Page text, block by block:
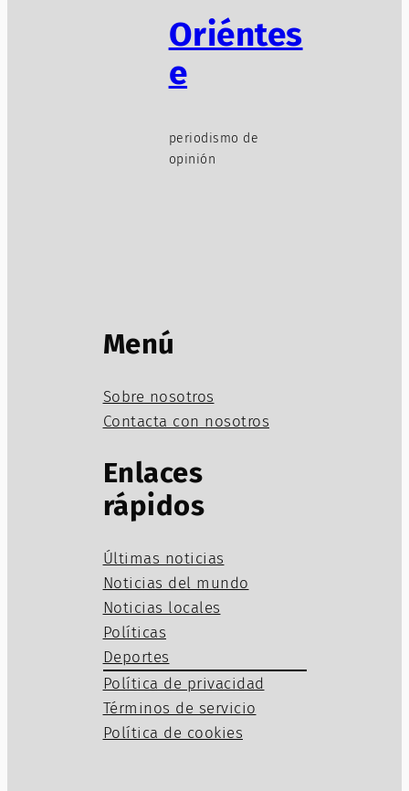
Oriéntes
e
periodismo de
opinión
Menú
Sobre nosotros
Contacta con nosotros
Enlaces
rápidos
Últimas noticias
Noticias del mundo
Noticias locales
Políticas
Deportes
Política de privacidad
Términos de servicio
Política de cookies